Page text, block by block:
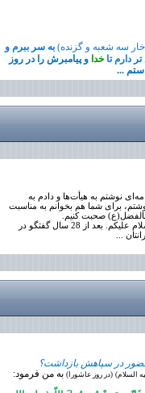
سه شعبه و گزنده) به سر ببرم و
دارم تا خدا و پيامبرش را در روز
ستم ...
نوشتم به هیأت‌ها و دادم به
برای شما هم بخوانم به مناسبت
صحبت كنیم
نوشتم: «خدمت مبارك مسئولین محترم هیأت‌های مذهبی؛ سلام علیكم. بعد از 28 سال گفتگو در
...
در سپاهش بازداشت؟
السلام) (در روز عاشورا) به من فرمود: